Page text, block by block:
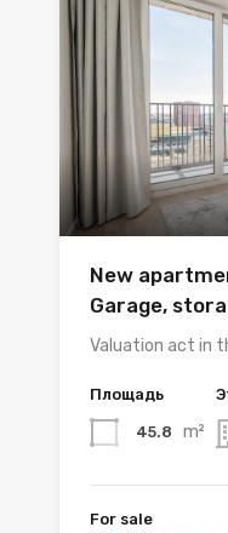
New
Garage,
Valuation act in
Площадь
45.8 m²
For sale